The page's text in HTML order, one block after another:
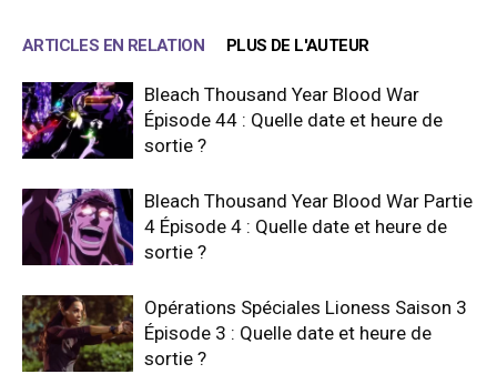
ARTICLES EN RELATION PLUS DE L'AUTEUR
Bleach Thousand Year Blood War
Épisode 44 : Quelle date et heure de
sortie ?
Bleach Thousand Year Blood War Partie
4 Épisode 4 : Quelle date et heure de
sortie ?
Opérations Spéciales Lioness Saison 3
Épisode 3 : Quelle date et heure de
sortie ?